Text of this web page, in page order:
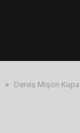
> Derviş Mişon